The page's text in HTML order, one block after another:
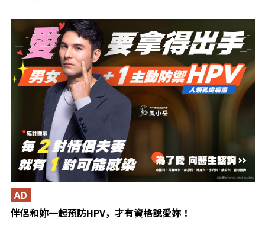
擎」×「四輪驅
動」系統！同時推
出每公升超過
25km 的「低油耗
車型」！小巧好操
控的全新 Stella
登場！
伴侶和妳一起預防HPV，才有資格說愛妳！
AD